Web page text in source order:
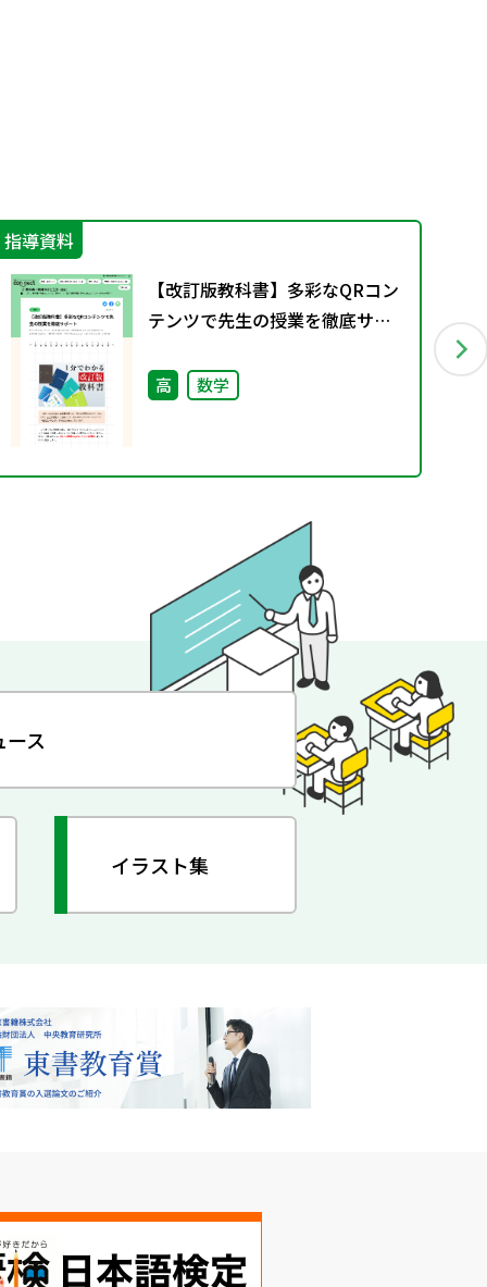
指導資料
【改訂版教科書】多彩なQRコン
テンツで先生の授業を徹底サポ
高 数学
ス
イラスト集